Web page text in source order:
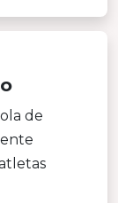
de